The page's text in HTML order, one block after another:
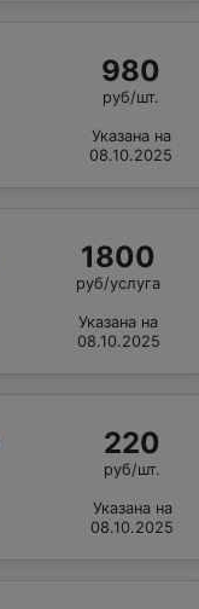
980
руб/шт.
Указана на
08.10.2025
1800
руб/услуга
Указана на
08.10.2025
220
руб/шт.
Указана на
08.10.2025